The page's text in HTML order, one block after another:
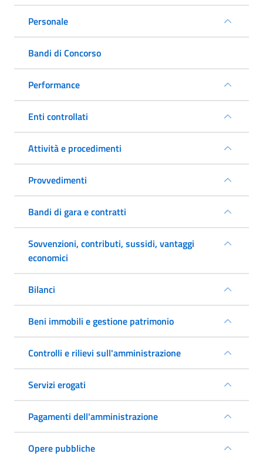
Personale
Bandi di Concorso
Performance
Enti controllati
Attività e procedimenti
Provvedimenti
Bandi di gara e contratti
Sovvenzioni, contributi, sussidi, vantaggi
economici
Bilanci
Beni immobili e gestione patrimonio
Controlli e rilievi sull'amministrazione
Servizi erogati
Pagamenti dell'amministrazione
Opere pubbliche